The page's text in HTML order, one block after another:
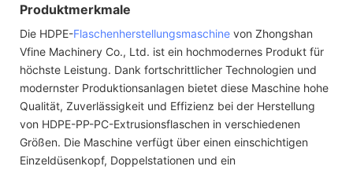
Produktmerkmale
Die HDPE-Flaschenherstellungsmaschine von Zhongshan
Vfine Machinery Co., Ltd. ist ein hochmodernes Produkt für
höchste Leistung. Dank fortschrittlicher Technologien und
modernster Produktionsanlagen bietet diese Maschine hohe
Qualität, Zuverlässigkeit und Effizienz bei der Herstellung
von HDPE-PP-PC-Extrusionsflaschen in verschiedenen
Größen. Die Maschine verfügt über einen einschichtigen
Einzeldüsenkopf, Doppelstationen und ein